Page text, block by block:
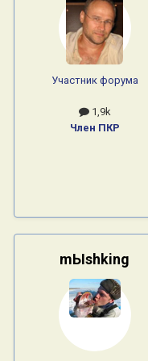
Участник форума
1,9k
Член ПКР
mЫshking